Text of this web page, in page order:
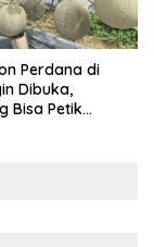
Perdana di
Dibuka,
Bisa Petik